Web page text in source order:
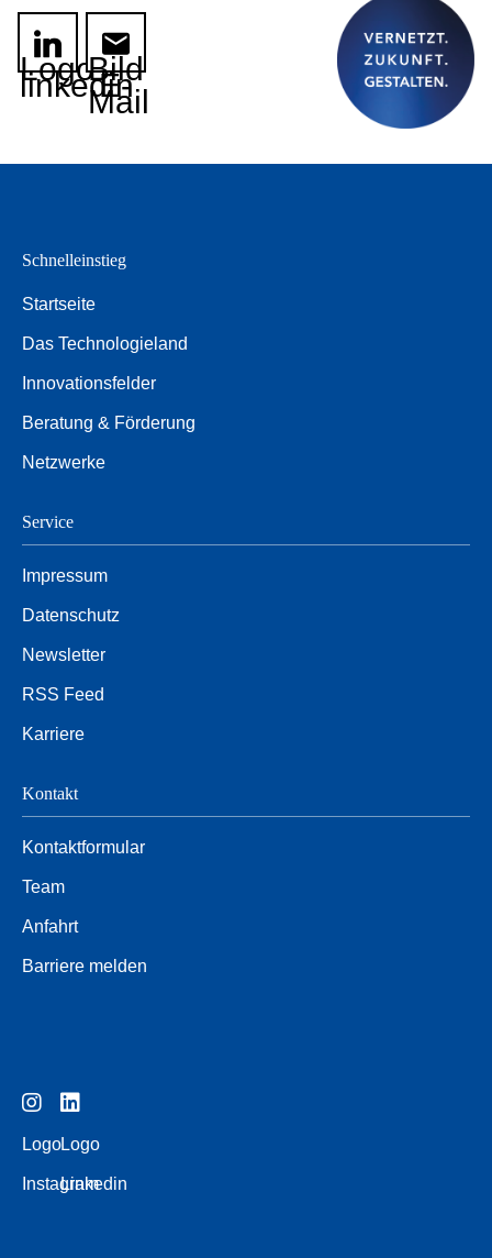
Logo
linkedin
Bild
E-
Mail
Schnelleinstieg
Startseite
Das Technologieland
Innovationsfelder
Beratung & Förderung
Netzwerke
Service
Impressum
Datenschutz
Newsletter
RSS Feed
Karriere
Kontakt
Kontaktformular
Team
Anfahrt
Barriere melden
Logo
Instagram
Logo
Linkedin